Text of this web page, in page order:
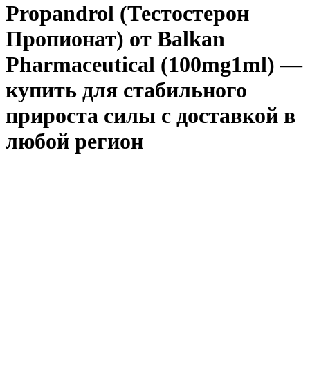
Propandrol (Тестостерон
Пропионат) от Balkan
Pharmaceutical (100mg1ml) —
купить для стабильного
прироста силы с доставкой в
любой регион